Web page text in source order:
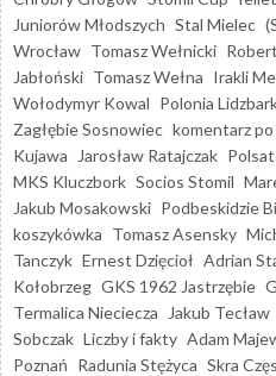
Juniorów Młodszych Stal Mielec
Wrocław Tomasz Wełnicki
Jabłoński Tomasz Wełna Irakli
Wołodymyr Kowal Polonia
Zagłębie Sosnowiec komentarz po
Kujawa
Jarosław Ratajczak
MKS Kluczbork Socios Stomil
Jakub Mosakowski Podbeskidzie
koszykówka Tomasz Asensky
Tanczyk Ernest Dzięcioł Adrian
Kołobrzeg GKS 1962 Jastrzębie
Termalica Nieciecza
Jakub Tecław
Sobczak Liczby i fakty Adam
Poznań Radunia Stężyca Skra